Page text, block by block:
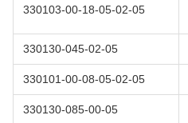
330103-00-18-05-02-05
330130-045-02-05
330101-00-08-05-02-05
330130-085-00-05